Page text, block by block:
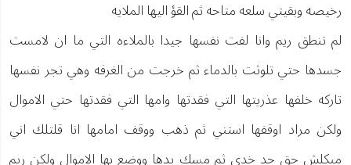
رخيصه وبقيتي سلعه متاحه ثم القؤ اليها الملايه
لم تنطق ريم وانا لفت نفسها جيدا بالملاءه التي ما ان لامست
جسدها حتي تلوثت بالدماء ثم خرجت من الغرفه وهي تجر نفسها
تاركه خلفها عذريتها التي فقدتها وامها التي فقدتها حتي الاموال
ولكن مراد اوقفها استني ثم ذهب ووقف امامها انا قلتلك اني